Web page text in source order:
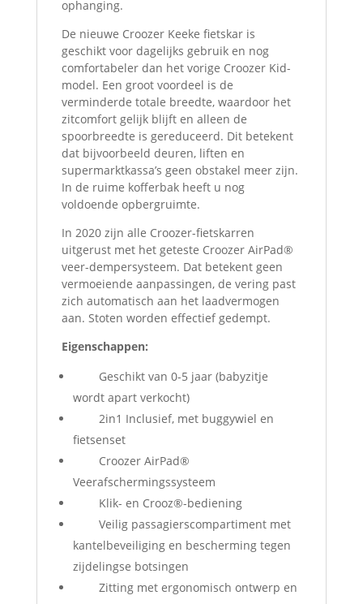
ophanging.
De nieuwe Croozer Keeke fietskar is
geschikt voor dagelijks gebruik en nog
comfortabeler dan het vorige Croozer Kid-
model. Een groot voordeel is de
verminderde totale breedte, waardoor het
zitcomfort gelijk blijft en alleen de
spoorbreedte is gereduceerd. Dit betekent
dat bijvoorbeeld deuren, liften en
supermarktkassa’s geen obstakel meer zijn.
In de ruime kofferbak heeft u nog
voldoende opbergruimte.
In 2020 zijn alle Croozer-fietskarren
uitgerust met het geteste Croozer AirPad®
veer-dempersysteem. Dat betekent geen
vermoeiende aanpassingen, de vering past
zich automatisch aan het laadvermogen
aan. Stoten worden effectief gedempt.
Eigenschappen:
Geschikt van 0-5 jaar (babyzitje
wordt apart verkocht)
2in1 Inclusief, met buggywiel en
fietsenset
Croozer AirPad®
Veerafschermingssysteem
Klik- en Crooz®-bediening
Veilig passagierscompartiment met
kantelbeveiliging en bescherming tegen
zijdelingse botsingen
Zitting met ergonomisch ontwerp en